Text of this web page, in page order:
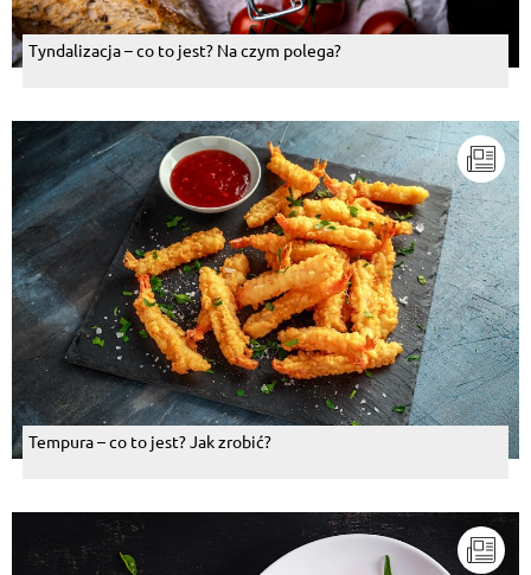
Tyndalizacja – co to jest? Na czym polega?
Tempura – co to jest? Jak zrobić?